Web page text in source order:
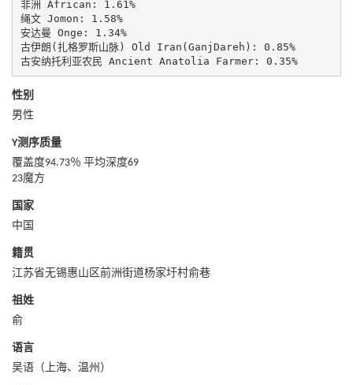
非洲 African: 1.61%
绳文 Jomon: 1.58%
安达曼 Onge: 1.34%
古伊朗(扎格罗斯山脉) Old Iran(GanjDareh): 0.85%
古安纳托利亚农民 Ancient Anatolia Farmer: 0.35%
性别
男性
Y测序质量
覆盖度94.73％ 平均深度69
23魔方
国家
中国
籍贯
江苏省无锡惠山区前洲街道杨家圩村俞巷
祖姓
俞
语言
吴语（上海、温州）